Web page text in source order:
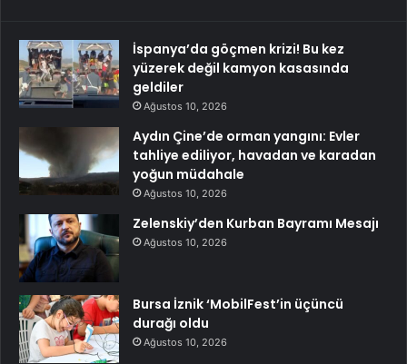
İspanya’da göçmen krizi! Bu kez
yüzerek değil kamyon kasasında
geldiler
Ağustos 10, 2026
Aydın Çine’de orman yangını: Evler
tahliye ediliyor, havadan ve karadan
yoğun müdahale
Ağustos 10, 2026
Zelenskiy’den Kurban Bayramı Mesajı
Ağustos 10, 2026
Bursa İznik ‘MobilFest’in üçüncü
durağı oldu
Ağustos 10, 2026